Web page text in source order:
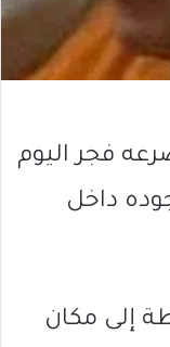
عاما) مصرعه فجر اليوم
داخل
إلى مكان